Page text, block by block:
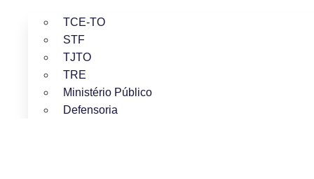
TCE-TO
STF
TJTO
TRE
Ministério Público
Defensoria